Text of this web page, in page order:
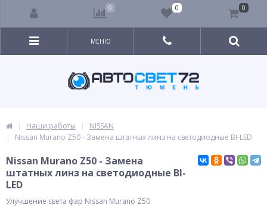
МЕНЮ
Наши работы
NISSAN
Nissan Murano Z50 - Замена штатных линз на светодиодные BI-LED
Nissan Murano Z50 - Замена
штатных линз на светодиодные BI-
LED
Улучшение света фар Nissan Murano Z50
0 0 0